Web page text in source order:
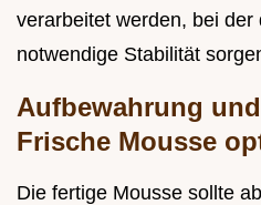
verarbeitet werden, bei der
notwendige Stabilität
Aufbewahrung
Frische Mousse
Die fertige Mousse sollte